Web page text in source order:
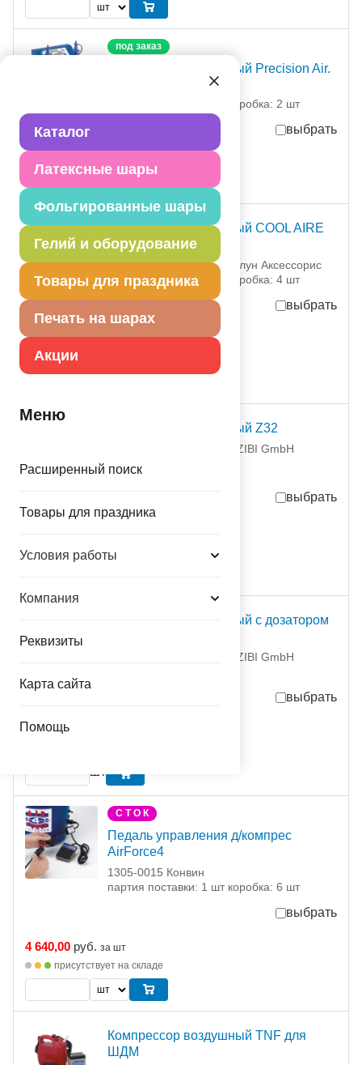
Каталог
Латексные шары
Фольгированные шары
Гелий и оборудование
Товары для праздника
Печать на шарах
Акции
Меню
Расширенный поиск
Товары для праздника
Условия работы
Компания
Реквизиты
Карта сайта
Помощь
под заказ
Компрессор воздушный Precision Air.
партия поставки: 1 шт коробка: 2 шт
выбрать
241 000,00 руб. за шт
Компрессор воздушный COOL AIRE
MINI
1305-0005 Премиум Баллун Аксессорис
партия поставки: 1 шт коробка: 4 шт
выбрать
18 000,00 руб.за шт
временно отсутствует
Компрессор воздушный Z32
1305-0006 ЗИБИ ГмбX / ZIBI GmbH
выбрать
временно отсутствует
Компрессор воздушный с дозатором
1305-0008 ЗИБИ ГмбX / ZIBI GmbH
выбрать
28 800,00
шт
С Т О К
Педаль управления д/компрес
AirForce4
1305-0015 Конвин
партия поставки: 1 шт коробка: 6 шт
выбрать
4 640,00 руб. за шт
присутствует на складе
Компрессор воздушный TNF для
ШДМ